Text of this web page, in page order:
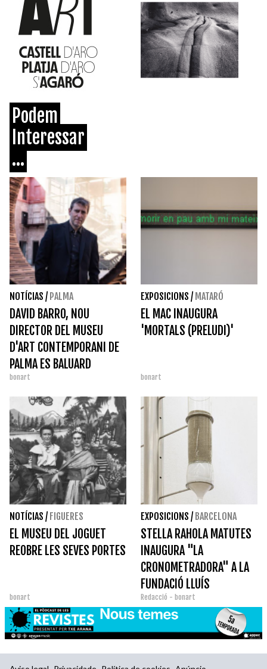
Podem
Interessar
...
NOTÍCIAS / PALMA
DAVID BARRO, NOU
DIRECTOR DEL MUSEU
D'ART CONTEMPORANI DE
PALMA ES BALUARD
bonart
EXPOSICIONS / MATARÓ
EL MAC INAUGURA
'MORTALS (PRELUDI)'
bonart
NOTÍCIAS / FIGUERES
EL MUSEU DEL JOGUET
REOBRE LES SEVES PORTES
bonart
EXPOSICIONS / BARCELONA
STELLA RAHOLA MATUTES
INAUGURA "LA
CRONOMETRADORA" A LA
FUNDACIÓ LLUÍS
COROMINA
Redacció - bonart